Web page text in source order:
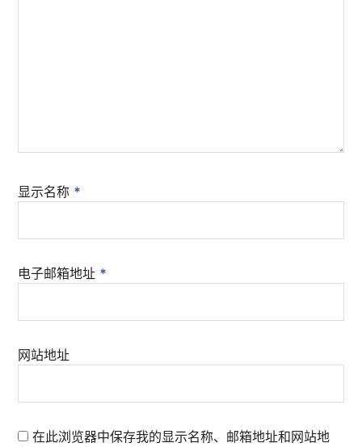
显示名称 *
电子邮箱地址 *
网站地址
在此浏览器中保存我的显示名称、邮箱地址和网站地